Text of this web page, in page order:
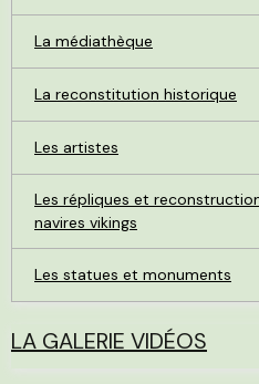
La médiathèque
La reconstitution historique
Les artistes
Les répliques et
navires vikings
Les statues et monuments
LA GALERIE VIDÉOS